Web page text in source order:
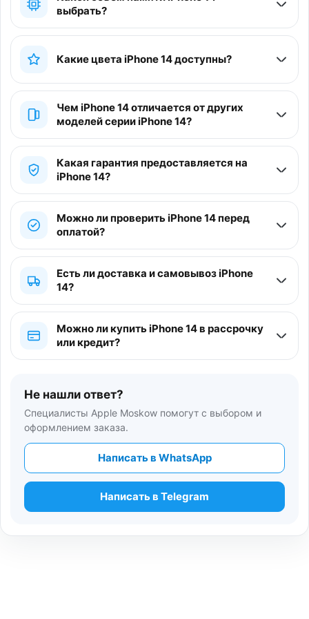
выбрать?
Какие цвета iPhone 14 доступны?
Чем iPhone 14 отличается от других
моделей серии iPhone 14?
Какая гарантия предоставляется на
iPhone 14?
Можно ли проверить iPhone 14 перед
оплатой?
Есть ли доставка и самовывоз iPhone
14?
Можно ли купить iPhone 14 в рассрочку
или кредит?
Не нашли ответ?
Специалисты Apple Moskow помогут с выбором и
оформлением заказа.
Написать в WhatsApp
Написать в Telegram